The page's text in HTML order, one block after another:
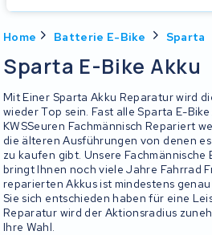
Home Batterie E-Bike Sparta
Sparta E-Bike Akku
Mit Einer Sparta Akku Reparatur wird
wieder Top sein. Fast alle Sparta E-
KWSSeuren Fachmännisch Repariert
die älteren Ausführungen von denen
zu kaufen gibt. Unsere Fachmännische
bringt Ihnen noch viele Jahre Fahrrad
reparierten Akkus ist mindestens
Sie sich entschieden haben für eine
Reparatur wird der Aktionsradius
Ihre Wahl.
Ihr Warenkorb ist
Immer eine passende Lösung
Beginnen Sie mit der Eingabe in der